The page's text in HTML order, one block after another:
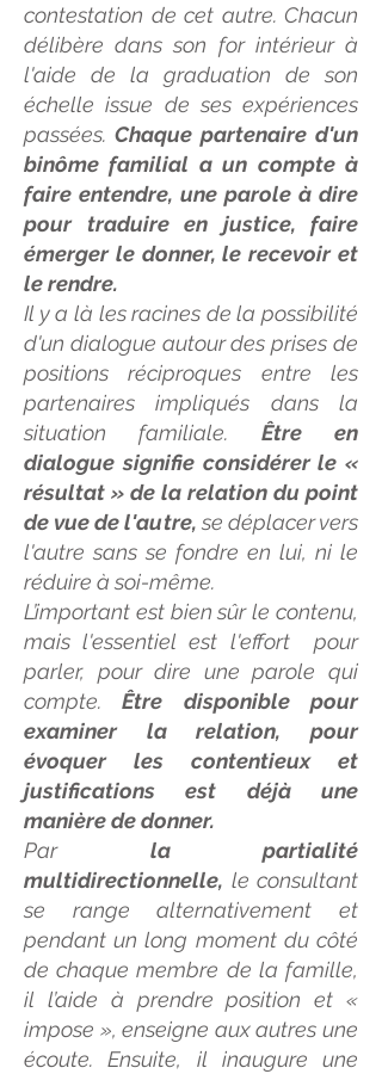
contestation de cet autre. Chacun
délibère dans son for intérieur à
l'aide de la graduation de son
échelle issue de ses expériences
passées. Chaque partenaire d'un
binôme familial a un compte à
faire entendre, une parole à dire
pour traduire en justice, faire
émerger le donner, le recevoir et
le rendre.
Il y a là les racines de la possibilité
d'un dialogue autour des prises de
positions réciproques entre les
partenaires impliqués dans la
situation familiale. Être en
dialogue signifie considérer le «
résultat » de la relation du point
de vue de l'autre, se déplacer vers
l'autre sans se fondre en lui, ni le
réduire à soi-même.
L’important est bien sûr le contenu,
mais l'essentiel est l'effort pour
parler, pour dire une parole qui
compte.Être disponible pour
examiner la relation, pour
évoquer les contentieux et
justifications est déjà une
manière de donner.
Par la partialité
multidirectionnelle, le consultant
se range alternativement et
pendant un long moment du côté
de chaque membre de la famille,
il l’aide à prendre position et «
impose », enseigne aux autres une
écoute. Ensuite, il inaugure une